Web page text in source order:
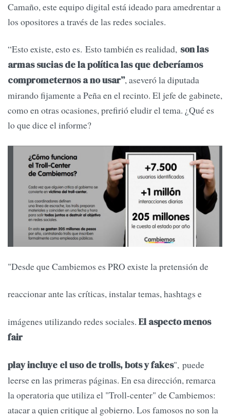
Camaño, este equipo digital está ideado para amedrentar a
los opositores a través de las redes sociales.
“Esto existe, esto es. Esto también es realidad, son las
armas sucias de la política las que deberíamos
comprometernos a no usar”, aseveró la diputada
mirando fijamente a Peña en el recinto. El jefe de gabinete,
como en otras ocasiones, prefirió eludir el tema. ¿Qué es
lo que dice el informe?
"Desde que Cambiemos es PRO existe la pretensión de
reaccionar ante las críticas, instalar temas, hashtags e
imágenes utilizando redes sociales. El aspecto menos
fair
play incluye el uso de trolls, bots y fakes", puede
leerse en las primeras páginas. En esa dirección, remarca
la operatoria que utiliza el "Troll-center" de Cambiemos:
atacar a quien critique al gobierno. Los famosos no son la